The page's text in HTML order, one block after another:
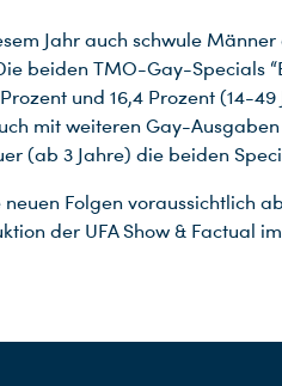
Jahr auch schwule
beiden TMO-Gay-Specials
und 16,4 Prozent (14-
mit weiteren Gay-
(ab 3 Jahre) die beiden
Folgen voraussichtlich ab
der UFA Show & Factual